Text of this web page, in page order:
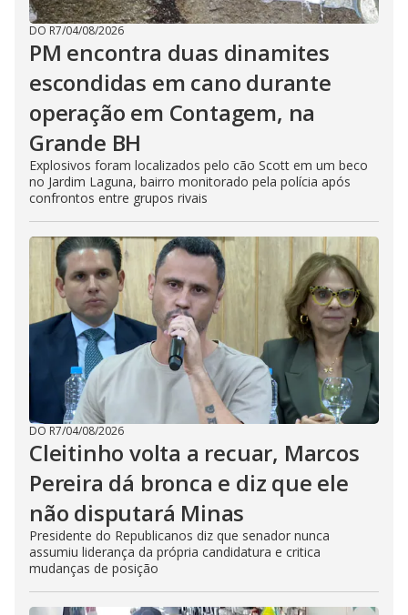
DO R7/04/08/2026
PM encontra duas dinamites
escondidas em cano durante
operação em Contagem, na
Grande BH
Explosivos foram localizados pelo cão Scott em um beco
no Jardim Laguna, bairro monitorado pela polícia após
confrontos entre grupos rivais
DO R7/04/08/2026
Cleitinho volta a recuar, Marcos
Pereira dá bronca e diz que ele
não disputará Minas
Presidente do Republicanos diz que senador nunca
assumiu liderança da própria candidatura e critica
mudanças de posição